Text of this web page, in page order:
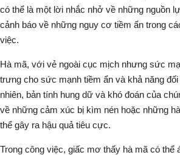
có thể là một lời nhắc nhở về những nguồn
cảnh báo về những nguy cơ tiềm ẩn trong
việc.
Hà mã, với vẻ ngoài cục mịch nhưng sức
trưng cho sức mạnh tiềm ẩn và khả năng
nhiên, bản tính hung dữ và khó đoán của
về những cảm xúc bị kìm nén hoặc những
thể gây ra hậu quả tiêu cực.
Trong công việc, giấc mơ thấy hà mã có thể